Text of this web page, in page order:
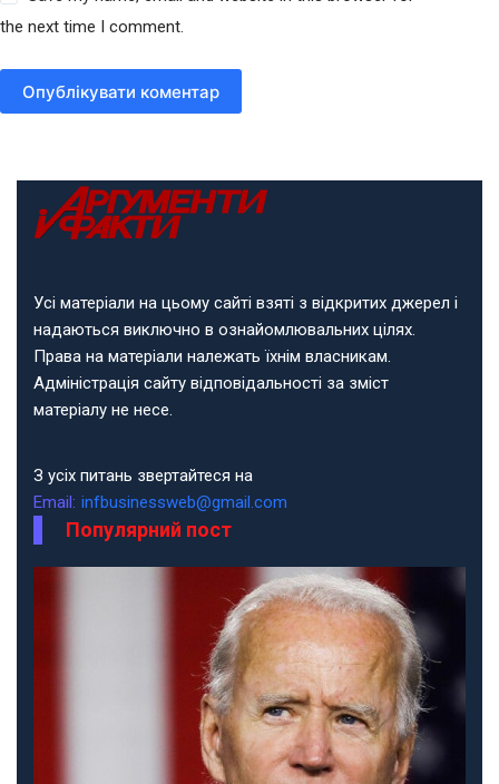
the next time I comment.
Опублікувати коментар
Усі матеріали на цьому сайті взяті з відкритих джерел і
надаються виключно в ознайомлювальних цілях.
Права на матеріали належать їхнім власникам.
Адміністрація сайту відповідальності за зміст
матеріалу не несе.
З усіх питань звертайтеся на
Email: infbusinessweb@gmail.com
Популярний пост